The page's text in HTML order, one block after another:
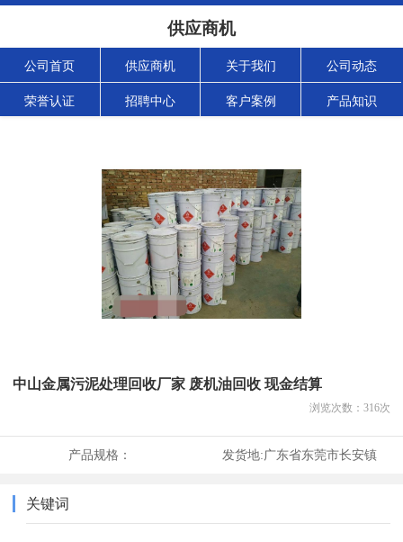
供应商机
公司首页 供应商机 关于我们 公司动态
荣誉认证 招聘中心 客户案例 产品知识
中山金属污泥处理回收厂家 废机油回收 现金结算
浏览次数： 316次
产品规格： 发货地:广东省东莞市长安镇
关键词